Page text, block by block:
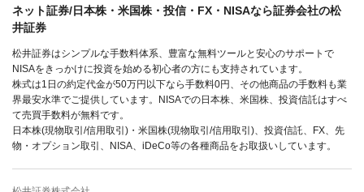
ネット証券/日本株・米国株・投信・FX・NISAなら証券会社の松
井証券
松井証券はシンプルな手数料体系、豊富な無料ツールと安心のサポートで
NISAをきっかけに投資を始める初心者の方にも支持されています。
株式は1日の約定代金が50万円以下なら手数料0円、その他商品の手数料も業
界最安水準でご提供しています。NISAでの日本株、米国株、投資信託はすべ
て売買手数料が無料です。
日本株(現物取引/信用取引)・米国株(現物取引/信用取引)、投資信託、FX、先
物・オプション取引、NISA、iDeCo等の各種商品をお取扱いしています。